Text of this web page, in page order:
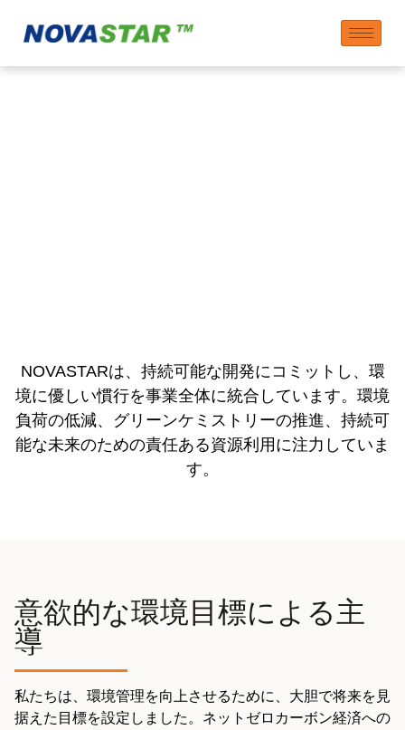
NOVASTARは、持続可能な開発にコミットし、環
境に優しい慣行を事業全体に統合しています。環境
負荷の低減、グリーンケミストリーの推進、持続可
能な未来のための責任ある資源利用に注力していま
す。
意欲的な環境目標による主
導
私たちは、環境管理を向上させるために、大胆で将来を見
据えた目標を設定しました。ネットゼロカーボン経済への